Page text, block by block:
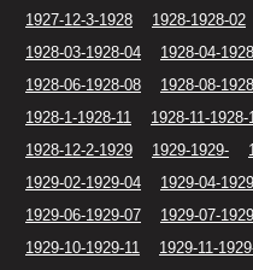
1927-12-3-1928 1928-1928-02
1928-03-1928-04
1928-04-
1928-06-1928-08
1928-08-
1928-1-1928-11
1928-11-1928-
1928-12-2-1929
1929-1929-
1929-02-1929-04
1929-04-
1929-06-1929-07
1929-07-
1929-10-1929-11
1929-11-